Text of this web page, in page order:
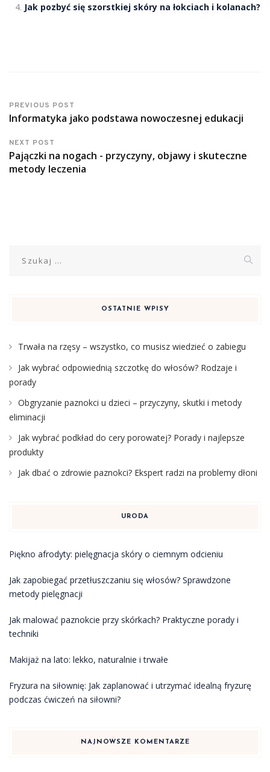
Jak pozbyć się szorstkiej skóry na łokciach i kolanach?
PREVIOUS POST
Informatyka jako podstawa nowoczesnej edukacji
NEXT POST
Pajączki na nogach - przyczyny, objawy i skuteczne
metody leczenia
OSTATNIE WPISY
Trwała na rzęsy – wszystko, co musisz wiedzieć o zabiegu
Jak wybrać odpowiednią szczotkę do włosów? Rodzaje i
porady
Obgryzanie paznokci u dzieci – przyczyny, skutki i metody
eliminacji
Jak wybrać podkład do cery porowatej? Porady i najlepsze
produkty
Jak dbać o zdrowie paznokci? Ekspert radzi na problemy dłoni
URODA
Piękno afrodyty: pielęgnacja skóry o ciemnym odcieniu
Jak zapobiegać przetłuszczaniu się włosów? Sprawdzone
metody pielęgnacji
Jak malować paznokcie przy skórkach? Praktyczne porady i
techniki
Makijaż na lato: lekko, naturalnie i trwałe
Fryzura na siłownię: Jak zaplanować i utrzymać idealną fryzurę
podczas ćwiczeń na siłowni?
NAJNOWSZE KOMENTARZE